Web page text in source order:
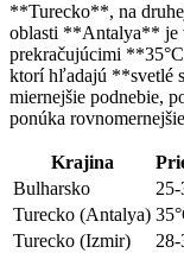
**Turecko**, na
oblasti **Antalya** je
prekračujúcimi
ktorí hľadajú **svetlé
miernejšie podnebie,
ponúka
Krajina
Bulharsko
25-
Turecko (Antalya)
Turecko (Izmir)
28-